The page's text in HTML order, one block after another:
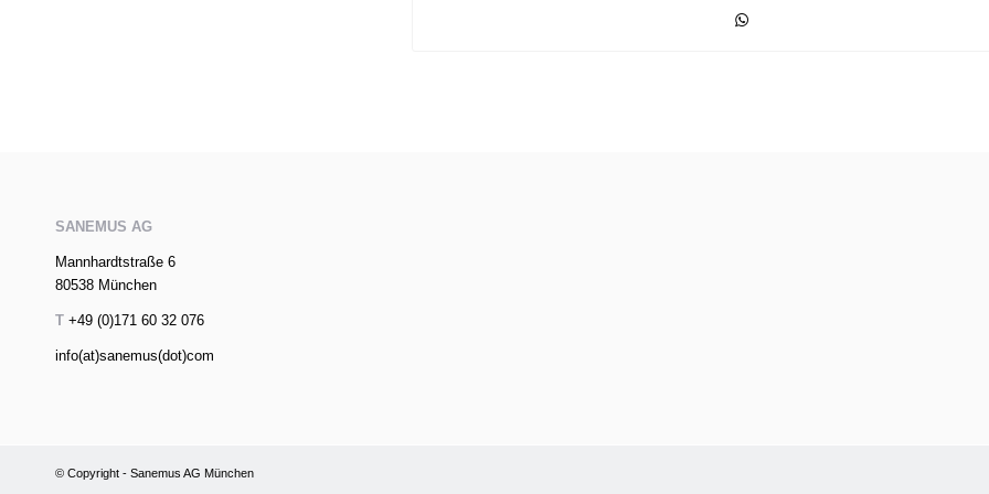
SANEMUS AG
Mannhardtstraße 6
80538 München
T +49 (0)171 60 32 076
info(at)sanemus(dot)com
© Copyright - Sanemus AG München